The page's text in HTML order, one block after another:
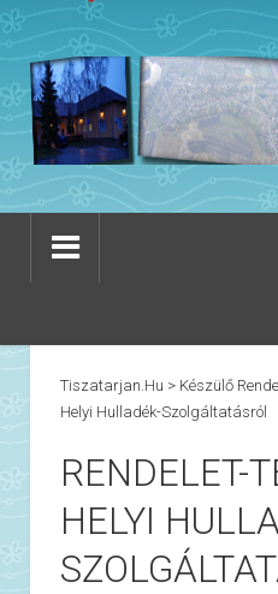
Tiszatarjan.hu > Készülő
Helyi Hulladék-Szolgáltatásról
RENDELET-
HELYI